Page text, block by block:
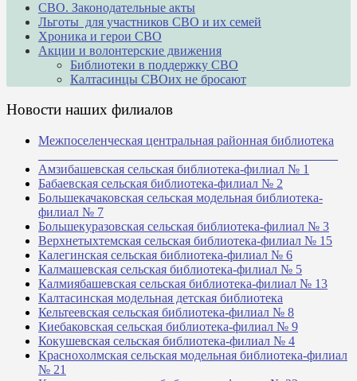
СВО. Законодательные акты
Льготы для участников СВО и их семей
Хроника и герои СВО
Акции и волонтерские движения
Библиотеки в поддержку СВО
Калтасинцы СВОих не бросают
Новости наших филиалов
Межпоселенческая центральная районная библиотека
Амзибашевская сельская библиотека-филиал № 1
Бабаевская сельская библиотека-филиал № 2
Большекачаковская сельская модельная библиотека-
филиал № 7
Большекуразовская сельская библиотека-филиал № 3
Верхнетыхтемская сельская библиотека-филиал № 15
Калегинская сельская библиотека-филиал № 6
Калмашевская сельская библиотека-филиал № 5
Калмиябашевская сельская библиотека-филиал № 13
Калтасинская модельная детская библиотека
Кельтеевская сельская библиотека-филиал № 8
Киебаковская сельская библиотека-филиал № 9
Кокушевская сельская библиотека-филиал № 4
Краснохолмская сельская модельная библиотека-филиал
№ 21